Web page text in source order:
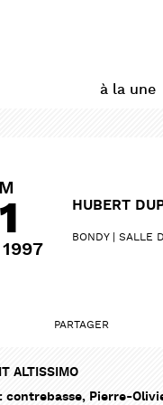
à la une
HUBERT
BONDY SALLE
PARTAGER
ALTISSIMO
Pierre-